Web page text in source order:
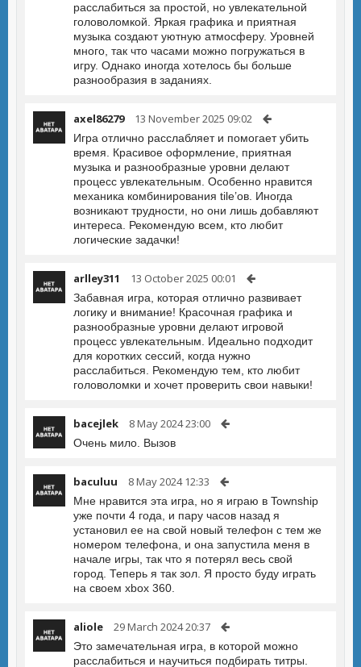
расслабиться за простой, но увлекательной
головоломкой. Яркая графика и приятная
музыка создают уютную атмосферу. Уровней
много, так что часами можно погружаться в
игру. Однако иногда хотелось бы больше
разнообразия в заданиях.
axel86279 13 November 2025 09:02
Игра отлично расслабляет и помогает убить
время. Красивое оформление, приятная
музыка и разнообразные уровни делают
процесс увлекательным. Особенно нравится
механика комбинирования tile’ов. Иногда
возникают трудности, но они лишь добавляют
интереса. Рекомендую всем, кто любит
логические задачки!
arlley311 13 October 2025 00:01
Забавная игра, которая отлично развивает
логику и внимание! Красочная графика и
разнообразные уровни делают игровой
процесс увлекательным. Идеально подходит
для коротких сессий, когда нужно
расслабиться. Рекомендую тем, кто любит
головоломки и хочет проверить свои навыки!
bacejlek 8 May 2024 23:00
Очень мило. Вызов
baculuu 8 May 2024 12:33
Мне нравится эта игра, но я играю в Township
уже почти 4 года, и пару часов назад я
установил ее на свой новый телефон с тем же
номером телефона, и она запустила меня в
начале игры, так что я потерял весь свой
город. Теперь я так зол. Я просто буду играть
на своем xbox 360.
aliole 29 March 2024 20:37
Это замечательная игра, в которой можно
расслабиться и научиться подбирать титры.